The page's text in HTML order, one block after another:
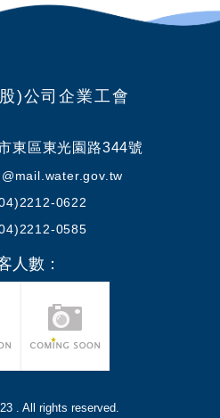
)公司企業工會
東區東光園路344號
0622
0585
人數：
. All rights reserved.